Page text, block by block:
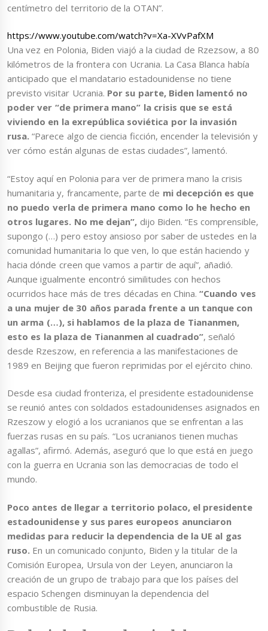
centímetro del territorio de la OTAN”.
https://www.youtube.com/watch?v=Xa-XVvPafXM
Una vez en Polonia, Biden viajó a la ciudad de Rzezsow, a 80
kilómetros de la frontera con Ucrania. La Casa Blanca había
anticipado que el mandatario estadounidense no tiene
previsto visitar Ucrania. Por su parte, Biden lamentó no
poder ver “de primera mano” la crisis que se está
viviendo en la exrepública soviética por la invasión
rusa.“Parece algo de ciencia ficción, encender la televisión y
ver cómo están algunas de estas ciudades”, lamentó.
“Estoy aquí en Polonia para ver de primera mano la crisis
humanitaria y, francamente, parte de mi decepción es que
no puedo verla de primera mano como lo he hecho en
otros lugares. No me dejan”, dijo Biden. “Es comprensible,
supongo (…) pero estoy ansioso por saber de ustedes en la
comunidad humanitaria lo que ven, lo que están haciendo y
hacia dónde creen que vamos a partir de aquí”, añadió.
Aunque igualmente encontró similitudes con hechos
ocurridos hace más de tres décadas en China.“Cuando ves
a una mujer de 30 años parada frente a un tanque con
un arma (…), si hablamos de la plaza de Tiananmen,
esto es la plaza de Tiananmen al cuadrado”, señaló
desde Rzeszow, en referencia a las manifestaciones de
1989 en Beijing que fueron reprimidas por el ejército chino.
Desde esa ciudad fronteriza, el presidente estadounidense
se reunió antes con soldados estadounidenses asignados en
Rzeszow y elogió a los ucranianos que se enfrentan a las
fuerzas rusas en su país. “Los ucranianos tienen muchas
agallas”, afirmó. Además, aseguró que lo que está en juego
con la guerra en Ucrania son las democracias de todo el
mundo.
Poco antes de llegar a territorio polaco, el presidente
estadounidense y sus pares europeos anunciaron
medidas para reducir la dependencia de la UE al gas
ruso. En un comunicado conjunto, Biden y la titular de la
Comisión Europea, Ursula von der Leyen, anunciaron la
creación de un grupo de trabajo para que los países del
espacio Schengen disminuyan la dependencia del
combustible de Rusia.